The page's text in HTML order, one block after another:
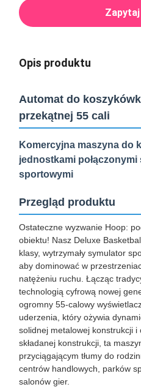
Opis produktu
Automat do
przekątnej 55 cali
Komercyjna maszyna do
jednostkami
sportowymi
Przegląd produktu
Ostateczne wyzwanie Hoop:
obiektu! Nasz Deluxe
klasy, wytrzymały symulator
aby dominować w
natężeniu ruchu. Łącząc
technologią cyfrową nowej
ogromny 55-calowy
uderzenia, który ożywia
solidnej metalowej konstrukcji i
składanej konstrukcji, ta
przyciągającym tłumy do
centrów handlowych, parków
salonów gier.